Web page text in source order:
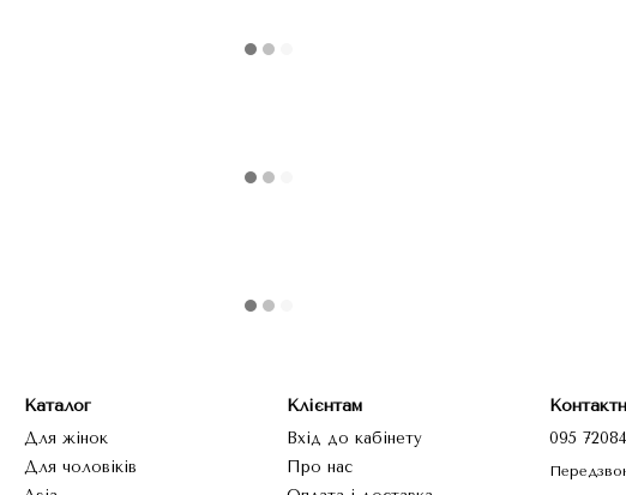
Каталог
Для жінок
Для чоловіків
Клієнтам
Вхід до кабінету
Про нас
095